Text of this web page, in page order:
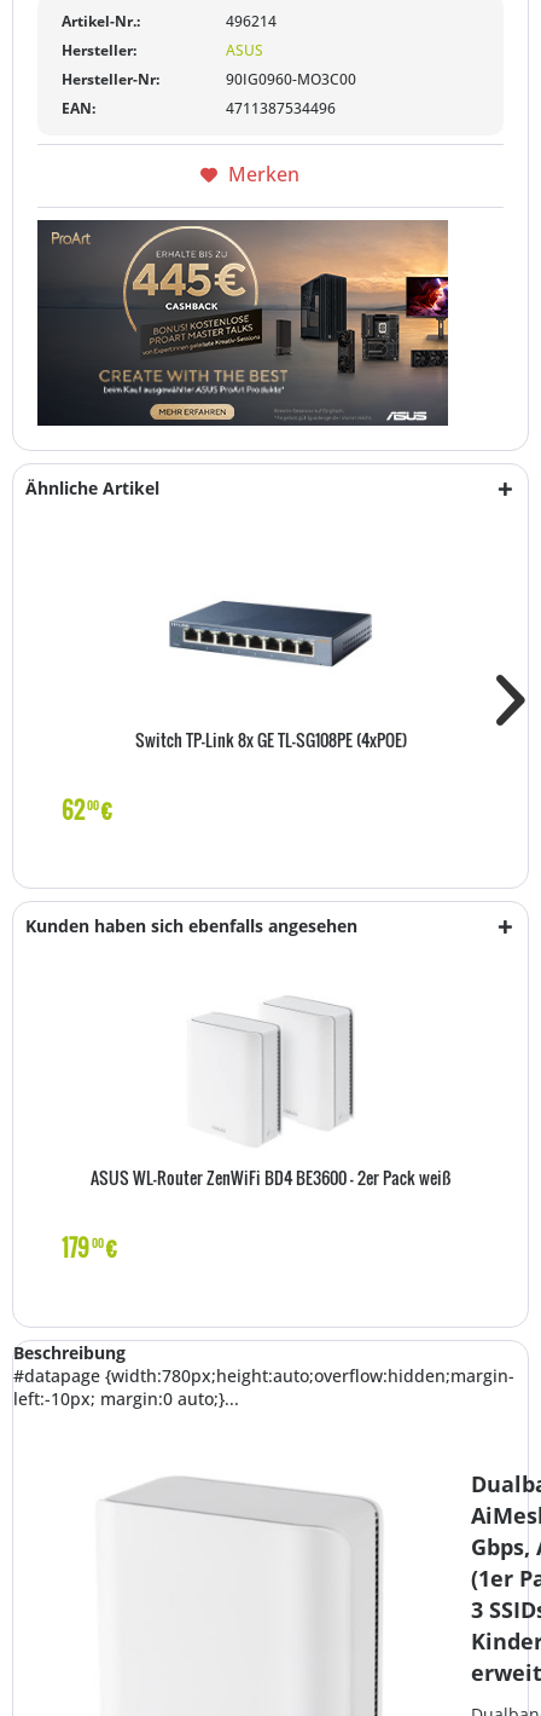
Artikel-Nr.:
496214
Hersteller:
ASUS
Hersteller-Nr:
90IG0960-MO3C00
EAN:
4711387534496
Merken
Ähnliche Artikel
Switch TP-Link 8x GE TL-SG108PE (4xPOE)
6200€
Kunden haben sich ebenfalls angesehen
ASUS WL-Router ZenWiFi BD4 BE3600 - 2er Pack weiß
17900€
Beschreibung
#datapage {width:780px;height:auto;overflow:hidden;margin-
left:-10px; margin:0 auto;}...
Gbps,
(1er
3